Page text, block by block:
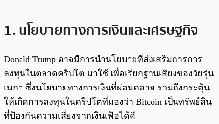
1. นโยบายทางการเงินและเศรษฐกิจ
Donald Trump อาจมีการนำนโยบายที่ส่งเสริมการการ
ลงทุนในตลาดคริปโต มาใช้ เพื่อเรียกฐานเสียงของวัยรุ่น
เมกา ซึ่งนโยบายทางการเงินที่ผ่อนคลาย รวมถึงกระตุ้น
ให้เกิดการลงทุนในคริปโตที่มองว่า Bitcoin เป็นทรัพย์สิน
ที่ป้องกันความเสี่ยงจากเงินเฟ้อได้ดี